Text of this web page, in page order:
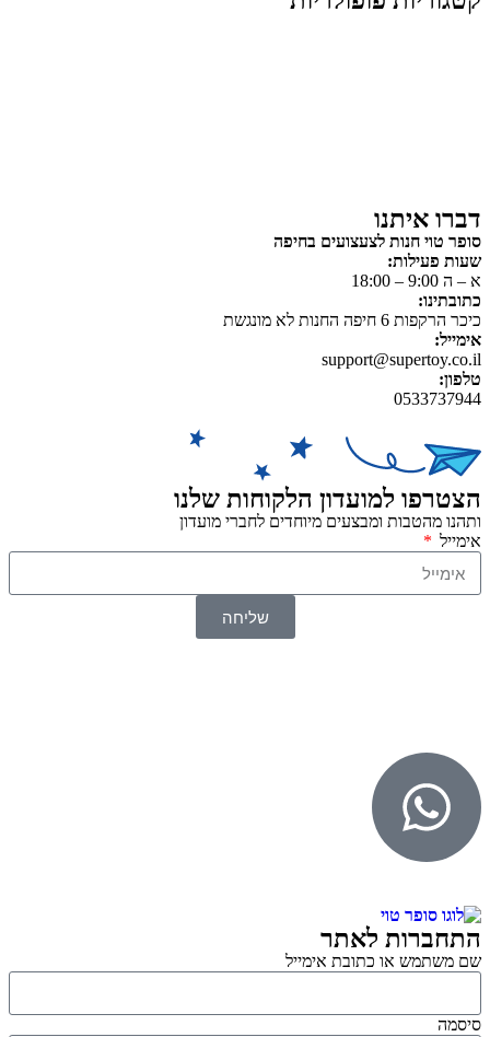
דברו איתנו
סופר טוי חנות לצעצועים בחיפה
שעות פעילות:
א – ה 9:00 – 18:00
כתובתינו:
כיכר הרקפות 6 חיפה החנות לא מונגשת
אימייל:
support@supertoy.co.il
טלפון:
0533737944
הצטרפו למועדון הלקוחות שלנו
ותהנו מהטבות ומבצעים מיוחדים לחברי מועדון
אימייל
שליחה
התחברות לאתר
שם משתמש או כתובת אימייל
סיסמה